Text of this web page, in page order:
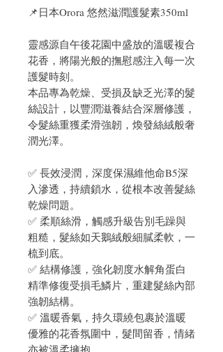
📌日本Orora 悠然滋潤護髮素350ml
靈感源自午後花園中盛放的溫暖複合
花香，將陽光般的撫慰感注入每一次
護髮時刻。
本品專為乾燥、受損及缺乏光澤的髮
絲設計，以豐潤滋養結合深層修護，
令髮絲重獲柔滑強韌，煥發絲絨般奢
潤光澤。
✅ 長效浸潤，深度保濕維他命B5深
入滲透，持續鎖水，從根本改善髮絲
乾燥問題。
✅ 柔順絲滑，觸感升級告別毛躁與
粗糙，髮絲如天鵝絨般細膩柔軟，一
梳到底。
✅ 結構修護，強化韌度水解角蛋白
精準修復受損毛鱗片，重建髮絲內部
強韌結構。
✅ 溫暖香氣，持久環繞包裹於溫暖
優雅的花香氛圍中，髮間留香，情緒
亦被溫柔擁抱。